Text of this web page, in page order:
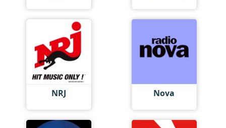
NRJ Nova